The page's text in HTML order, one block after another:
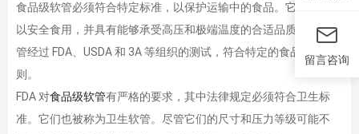
食品级软管必须符合特定标准，以保护运输中的食品。它们必须可
以安全食用，并具有能够承受高压和极端温度的合适品质。这些软
管经过 FDA、USDA 和 3A 等组织的测试，符合特定的食品安全准
则。
FDA 对食品级软管有严格的要求，其中法律规定必须符合卫生标
准。它们也被称为卫生软管。尽管它们的尺寸和压力等级可能不
留言咨询